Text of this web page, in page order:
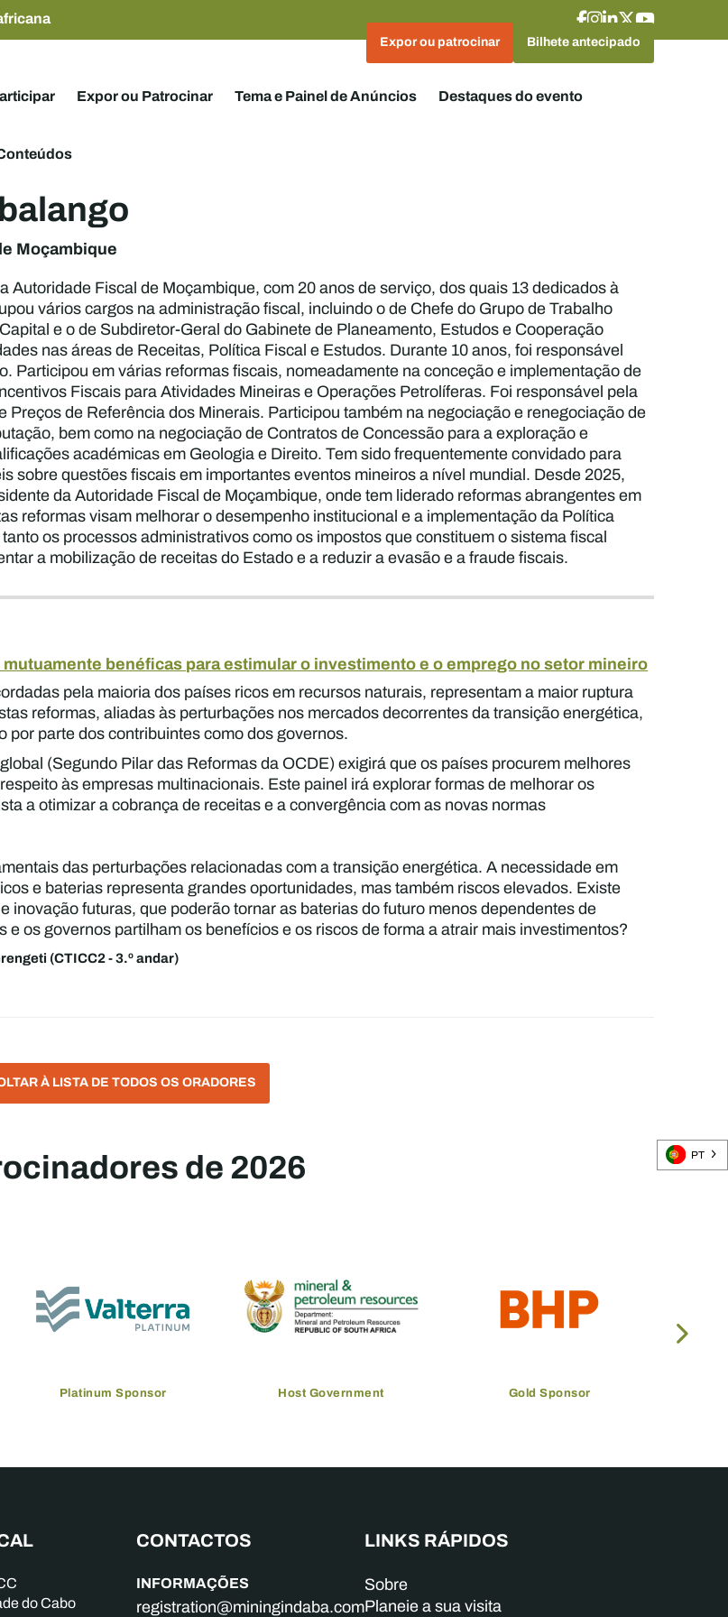
Expor ou patrocinar Bilhete antecipado
Expor ou Patrocinar Tema e Painel de Anúncios Destaques do evento
Moçambique
Autoridade Fiscal de Moçambique, com 20 anos de serviço, dos quais 13 dedicados à
vários cargos na administração fiscal, incluindo o de Chefe do Grupo de Trabalho
e o de Subdiretor-Geral do Gabinete de Planeamento, Estudos e Cooperação
nas áreas de Receitas, Política Fiscal e Estudos. Durante 10 anos, foi responsável
Participou em várias reformas fiscais, nomeadamente na conceção e implementação de
Fiscais para Atividades Mineiras e Operações Petrolíferas. Foi responsável pela
Preços de Referência dos Minerais. Participou também na negociação e renegociação de
bem como na negociação de Contratos de Concessão para a exploração e
académicas em Geologia e Direito. Tem sido frequentemente convidado para
sobre questões fiscais em importantes eventos mineiros a nível mundial. Desde 2025,
da Autoridade Fiscal de Moçambique, onde tem liderado reformas abrangentes em
reformas visam melhorar o desempenho institucional e a implementação da Política
os processos administrativos como os impostos que constituem o sistema fiscal
a mobilização de receitas do Estado e a reduzir a evasão e a fraude fiscais.
benéficas para estimular o investimento e o emprego no setor mineiro
pela maioria dos países ricos em recursos naturais, representam a maior ruptura
reformas, aliadas às perturbações nos mercados decorrentes da transição energética,
parte dos contribuintes como dos governos.
(Segundo Pilar das Reformas da OCDE) exigirá que os países procurem melhores
às empresas multinacionais. Este painel irá explorar formas de melhorar os
a otimizar a cobrança de receitas e a convergência com as novas normas
das perturbações relacionadas com a transição energética. A necessidade em
e baterias representa grandes oportunidades, mas também riscos elevados. Existe
inovação futuras, que poderão tornar as baterias do futuro menos dependentes de
os governos partilham os benefícios e os riscos de forma a atrair mais investimentos?
(CTICC2 - 3.º andar)
À LISTA DE TODOS OS ORADORES
de 2026
Platinum Sponsor Host Government Gold Sponsor
do Cabo
CONTACTOS
INFORMAÇÕES
registration@miningindaba.com
LINKS RÁPIDOS
Sobre
Planeie a sua visita
PT